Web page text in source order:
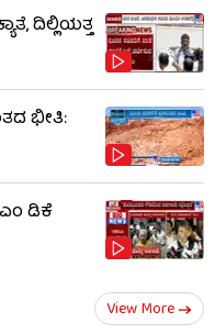
ದಿಲ್ಲಿಯತ್ತ
ಭೀತಿ:
ಡಿಕೆ
View More